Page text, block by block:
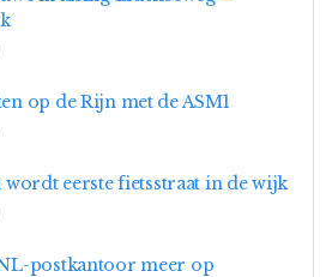
op de Rijn met de ASM1
eerste fietsstraat in de wijk
postkantoor meer op